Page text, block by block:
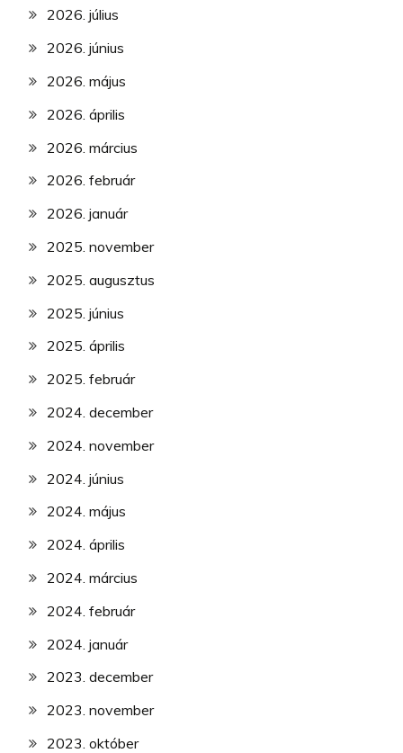
2026. július
2026. június
2026. május
2026. április
2026. március
2026. február
2026. január
2025. november
2025. augusztus
2025. június
2025. április
2025. február
2024. december
2024. november
2024. június
2024. május
2024. április
2024. március
2024. február
2024. január
2023. december
2023. november
2023. október